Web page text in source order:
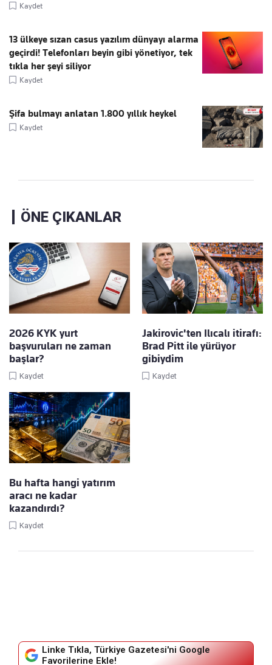
Kaydet
13 ülkeye sızan casus yazılım dünyayı alarma
geçirdi! Telefonları beyin gibi yönetiyor, tek
tıkla her şeyi siliyor
Kaydet
Şifa bulmayı anlatan 1.800 yıllık heykel
Kaydet
ÖNE ÇIKANLAR
2026 KYK yurt
başvuruları ne zaman
başlar?
Kaydet
Jakirovic'ten Ilıcalı itirafı:
Brad Pitt ile yürüyor
gibiydim
Kaydet
Bu hafta hangi yatırım
aracı ne kadar
kazandırdı?
Kaydet
Linke Tıkla, Türkiye Gazetesi'ni Google
Favorilerine Ekle!